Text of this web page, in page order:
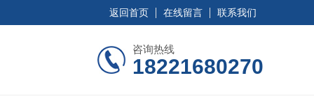
返回首页 在线留言 联系我们
咨询热线
18221680270